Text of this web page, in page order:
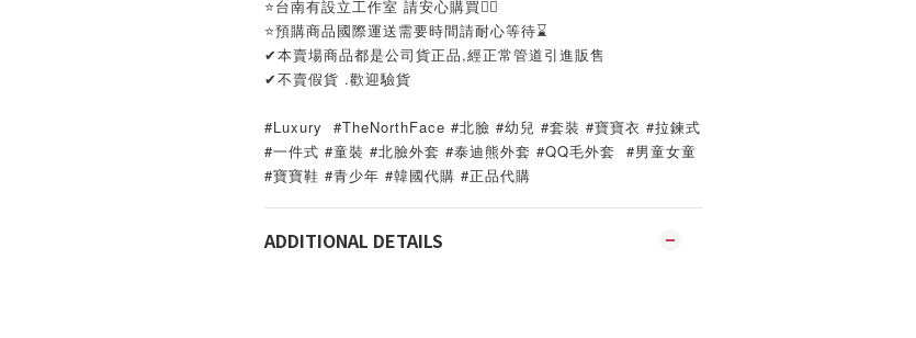
⭐️台南有設立工作室 請安心購買👌🏼
⭐️預購商品國際運送需要時間請耐心等待⌛️
✔本賣場商品都是公司貨正品,經正常管道引進販售
✔不賣假貨 .歡迎驗貨
#Luxury  #TheNorthFace #北臉 #幼兒 #套裝 #寶寶衣 #拉鍊式
#一件式 #童裝 #北臉外套 #泰迪熊外套 #QQ毛外套  #男童女童
#寶寶鞋 #青少年 #韓國代購 #正品代購
ADDITIONAL DETAILS